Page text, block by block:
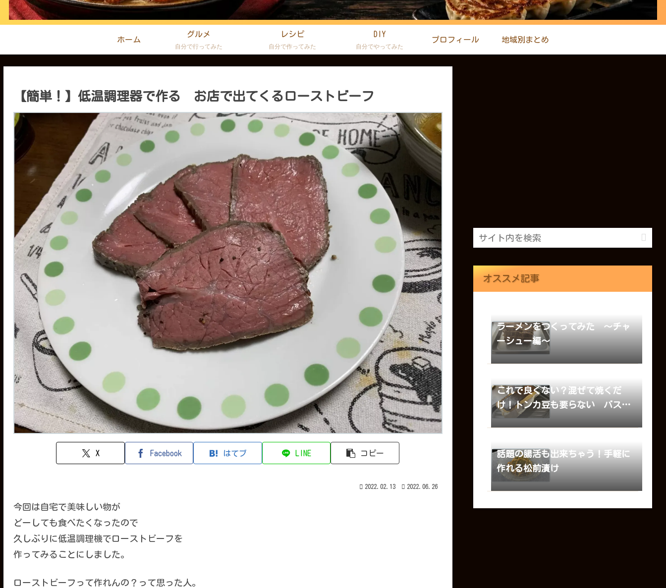
ホーム
グルメ
自分で行ってみた
レシピ
自分で作ってみた
DIY
自分でやってみた
プロフィール 地域別まとめ
【簡単！】低温調理器で作る お店で出てくるローストビーフ
X Facebook はてブ LINE コピー
2022.02.13 2022.06.26
今回は自宅で美味しい物が
どーしても食べたくなったので
久しぶりに低温調理機でローストビーフを
作ってみることにしました。
ローストビーフって作れんの？って思った人。
オススメ記事
ラーメンをつくってみた ～チャ
ーシュー編～
これで良くない？混ぜて焼くだ
け！トンカ豆も要らない バスク
チーズケーキ
話題の腸活も出来ちゃう！手軽に
作れる松前漬け